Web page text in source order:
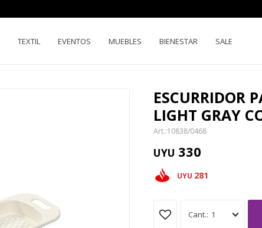
TEXTIL EVENTOS MUEBLES BIENESTAR SALE
ESCURRIDOR
LIGHT GRAY
10838/0468
UYU 330
UYU 281
1